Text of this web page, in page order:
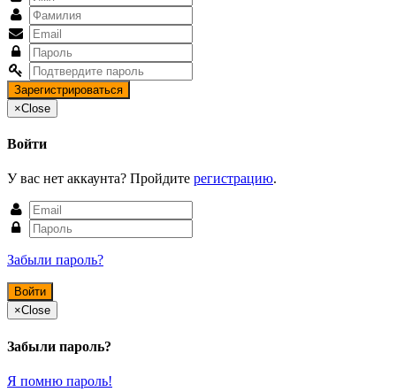
×Close
Войти
У вас нет аккаунта? Пройдите регистрацию.
Забыли пароль?
×Close
Забыли пароль?
Я помню пароль!